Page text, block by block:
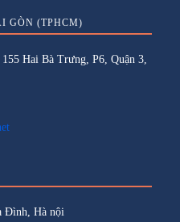
GÒN (TPHCM)
Hai Bà Trưng, P6, Quận 3,
Đình, Hà nội